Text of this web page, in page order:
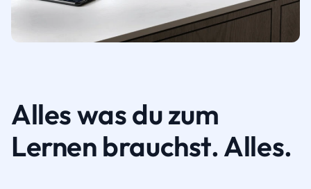
Alles was du zum
Lernen brauchst. Alles.